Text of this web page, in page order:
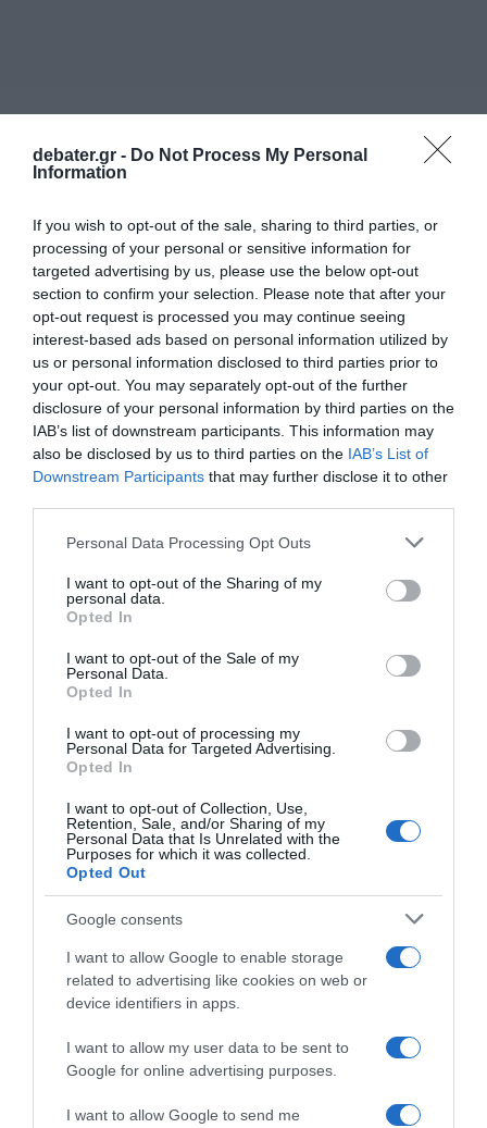
debater.gr - Do Not Process My Personal
Information
If you wish to opt-out of the sale, sharing to third parties, or
processing of your personal or sensitive information for
targeted advertising by us, please use the below opt-out
section to confirm your selection. Please note that after your
opt-out request is processed you may continue seeing
interest-based ads based on personal information utilized by
us or personal information disclosed to third parties prior to
your opt-out. You may separately opt-out of the further
disclosure of your personal information by third parties on the
IAB’s list of downstream participants. This information may
also be disclosed by us to third parties on the IAB’s List of
Downstream Participants that may further disclose it to other
Please note that this website/app uses one or more Google
not limited to your visit or usage behaviour. You may click to
grant or deny consent to Google and its third-party tags to
use your data for below specified purposes in below Google
consent section.
Personal Data Processing Opt Outs
I want to opt-out of the Sharing of my
personal data.
Opted In
I want to opt-out of the Sale of my
Personal Data.
Opted In
I want to opt-out of processing my
Personal Data for Targeted Advertising.
Opted In
I want to opt-out of Collection, Use,
Retention, Sale, and/or Sharing of my
Personal Data that Is Unrelated with the
Purposes for which it was collected.
Opted Out
Google consents
I want to allow Google to enable storage
related to advertising like cookies on web or
device identifiers in apps.
I want to allow my user data to be sent to
Google for online advertising purposes.
I want to allow Google to send me
ΕΛΛΑΔΑ
ΕΛΛΑΔΑ
Χαλκιδική: Εντός ορίων τα
αποτελέσματα από τις πρώτες
μικροβιολογικές αναλύσεις στο
πόσιμο νερό
Σε προηγούμενο έλεγχο ανιχνεύθηκαν μικροβιολογικές
παράμετροι